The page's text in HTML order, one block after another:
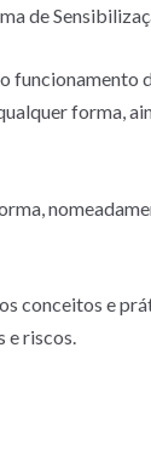
de
forma,
conceitos e
e riscos.